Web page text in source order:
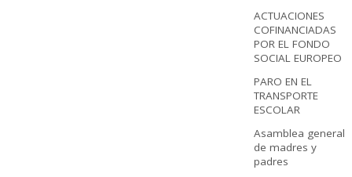
ACTUACIONES
COFINANCIADAS
POR EL FONDO
SOCIAL EUROPEO
PARO EN EL
TRANSPORTE
ESCOLAR
Asamblea general
de madres y
padres